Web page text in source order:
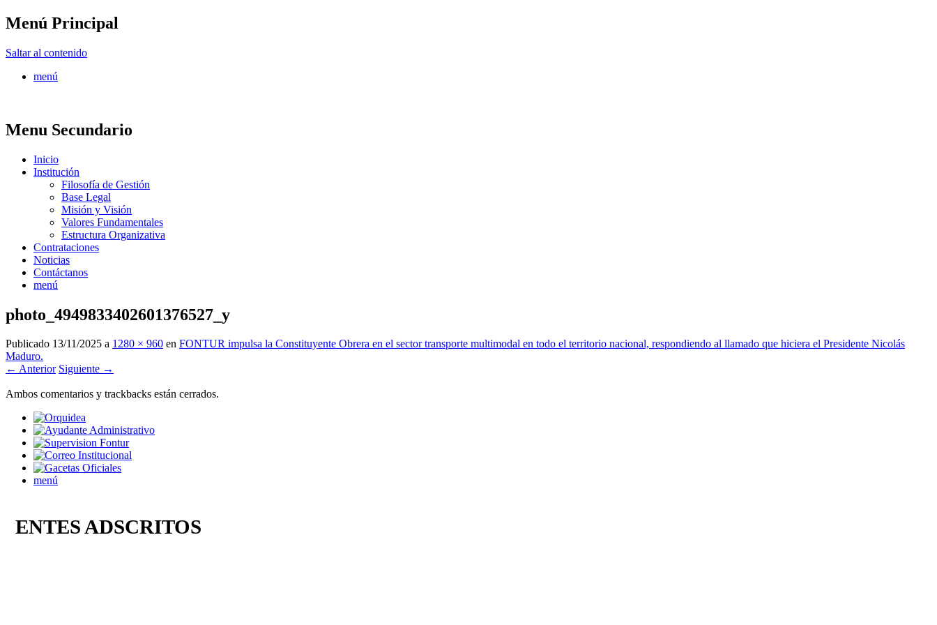
Menú Principal
Saltar al contenido
menú
Menu Secundario
Inicio
Institución
Filosofía de Gestión
Base Legal
Misión y Visión
Valores Fundamentales
Estructura Organizativa
Contrataciones
Noticias
Contáctanos
menú
photo_4949833402601376527_y
Publicado 13/11/2025 a 1280 × 960 en FONTUR impulsa la Constituyente Obrera en el sector transporte multimodal en todo el territorio nacional, respondiendo al llamado que hiciera el Presidente Nicolás
Maduro.
← Anterior Siguiente →
Ambos comentarios y trackbacks están cerrados.
menú
ENTES ADSCRITOS